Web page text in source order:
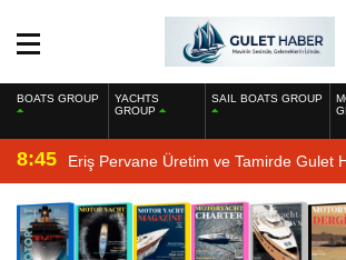
BOATS GROUP
YACHTS
GROUP
SAIL BOATS GROUP
8:45 Eriş Pervane Üretim ve Tamirde Gulet